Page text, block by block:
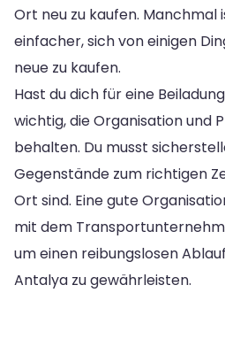
Ort neu zu kaufen. Manchmal
einfacher, sich von einigen
neue zu kaufen.
Hast du dich für eine
wichtig, die Organisation und
behalten. Du musst
Gegenstände zum richtigen
Ort sind. Eine gute
mit dem
um einen reibungslosen
Antalya zu gewährleisten.